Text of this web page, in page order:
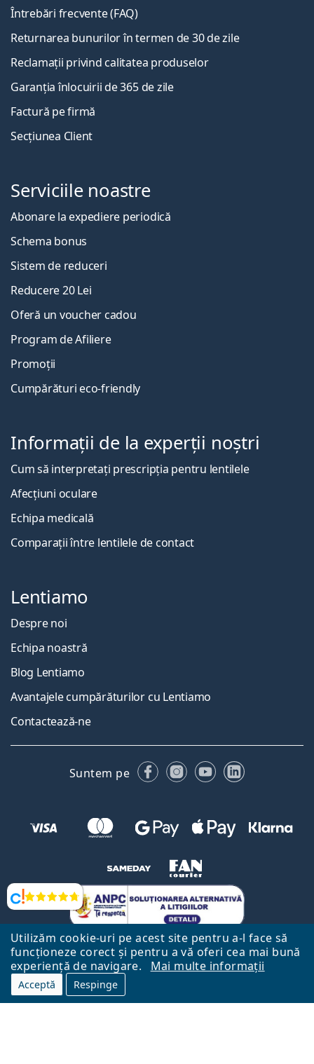
Utilizăm cookie-uri pe acest site pentru a-l face să
funcționeze corect și pentru a vă oferi cea mai bună
experiență de navigare.
Mai multe informații
Acceptă Respinge
Opinii
Întrebări frecvente (FAQ)
Returnarea bunurilor în termen de 30 de zile
Reclamații privind calitatea produselor
Garanția înlocuirii de 365 de zile
Factură pe firmă
Secțiunea Client
Serviciile noastre
Abonare la expediere periodică
Schema bonus
Sistem de reduceri
Reducere 20 Lei
Oferă un voucher cadou
Program de Afiliere
Promoții
Cumpărături eco-friendly
Informații de la experții noștri
Cum să interpretați prescripția pentru lentilele
Afecțiuni oculare
Echipa medicală
Comparații între lentilele de contact
Lentiamo
Despre noi
Echipa noastră
Blog Lentiamo
Avantajele cumpărăturilor cu Lentiamo
Contactează-ne
Suntem pe FacebookInstagram
YouTubeLinkedIn
Către Pagina Principală
Mai sus